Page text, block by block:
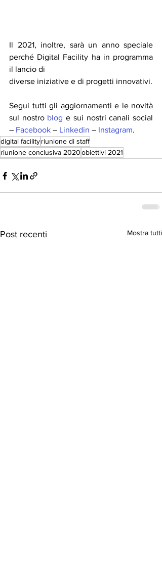
Il 2021, inoltre, sarà un anno speciale
perché Digital Facility ha in programma
il lancio di
diverse iniziative e di progetti innovativi.
Segui tutti gli aggiornamenti e le novità
sul nostro blog e sui nostri canali social
– Facebook – Linkedin – Instagram.
digital facilityriunione di staff
riunione conclusiva 2020obiettivi 2021
Post recenti Mostra tutti